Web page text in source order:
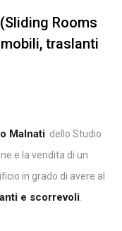
Rooms
traslanti
Malnati dello Studio
e la vendita di un
in grado di avere al
e scorrevoli